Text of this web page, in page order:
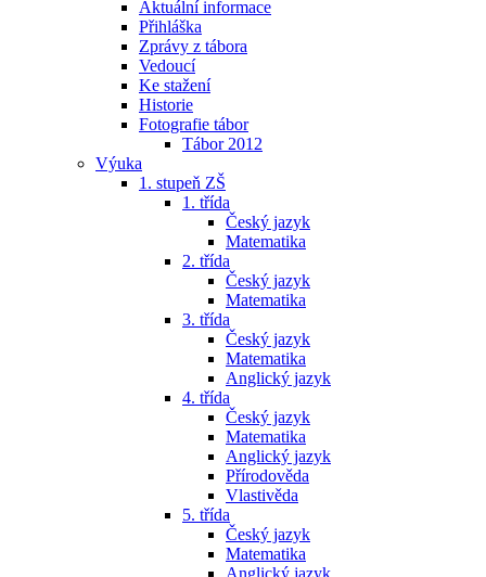
Aktuální informace
Přihláška
Zprávy z tábora
Vedoucí
Ke stažení
Historie
Fotografie tábor
Tábor 2012
Výuka
1. stupeň ZŠ
1. třída
Český jazyk
Matematika
2. třída
Český jazyk
Matematika
3. třída
Český jazyk
Matematika
Anglický jazyk
4. třída
Český jazyk
Matematika
Anglický jazyk
Přírodověda
Vlastivěda
5. třída
Český jazyk
Matematika
Anglický jazyk